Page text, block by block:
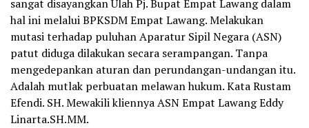
sangat disayangkan Ulah Pj. Bupat Empat Lawang dalam
hal ini melalui BPKSDM Empat Lawang. Melakukan
mutasi terhadap puluhan Aparatur Sipil Negara (ASN)
patut diduga dilakukan secara serampangan. Tanpa
mengedepankan aturan dan perundangan-undangan itu.
Adalah mutlak perbuatan melawan hukum. Kata Rustam
Efendi. SH. Mewakili kliennya ASN Empat Lawang Eddy
Linarta.SH.MM.